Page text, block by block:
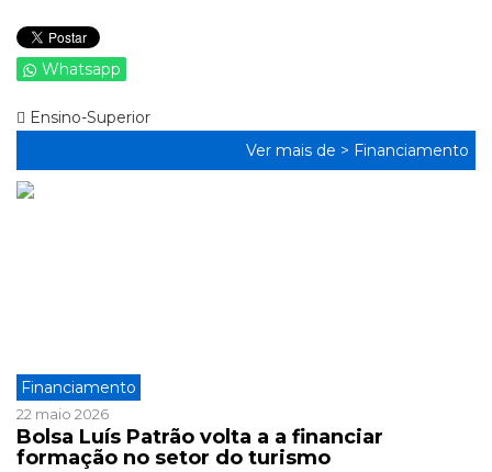
Whatsapp
Ensino-Superior
Ver mais de > Financiamento
Financiamento
22 maio 2026
Bolsa Luís Patrão volta a a financiar
formação no setor do turismo